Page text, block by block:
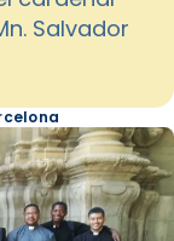
Salvador